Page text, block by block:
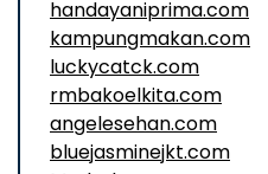
handayaniprima.com
kampungmakan.com
luckycatck.com
rmbakoelkita.com
angelesehan.com
bluejasminejkt.com